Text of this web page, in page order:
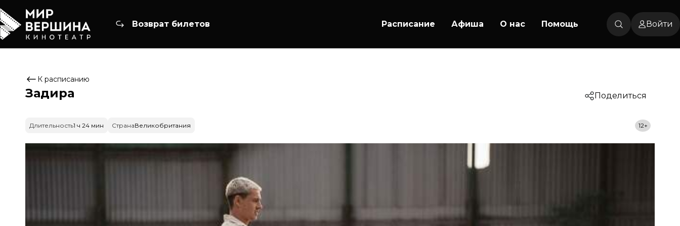
Возврат билетов Расписание Афиша О нас Помощь Войти
К расписанию
Задира Поделиться
Длительность1 ч 24 мин СтранаВеликобритания 12+